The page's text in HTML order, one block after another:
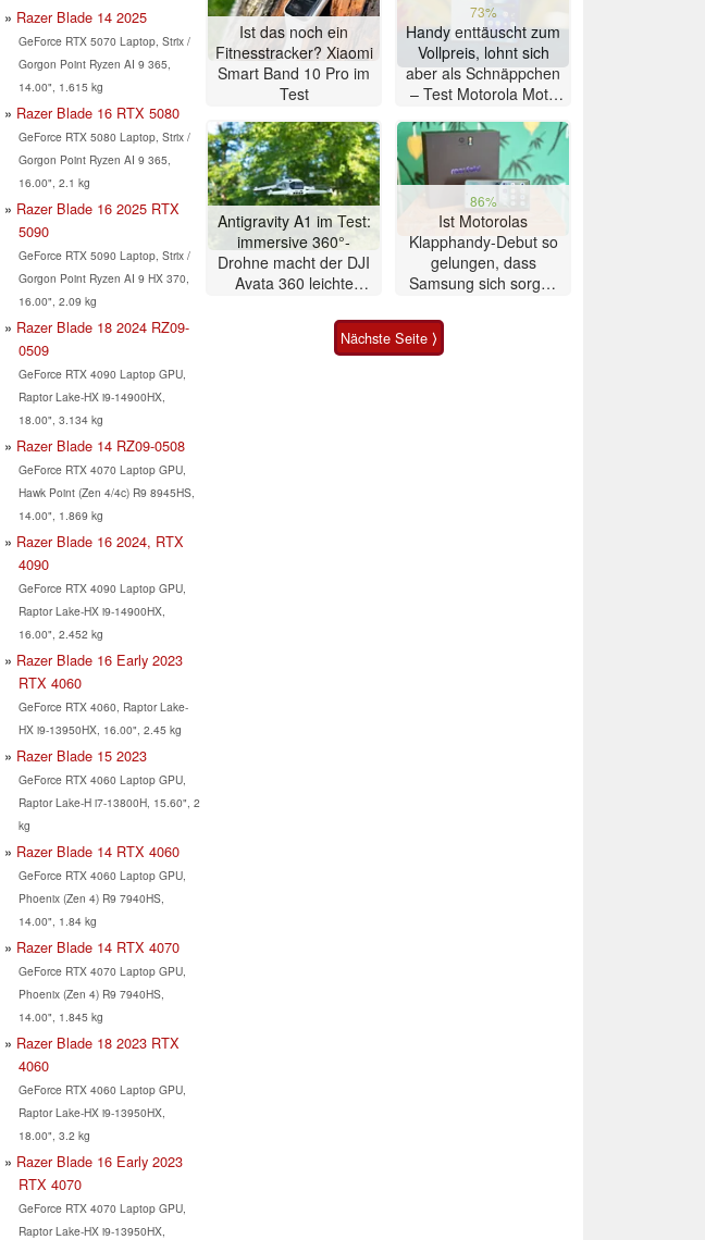
Razer Blade 14 2025
GeForce RTX 5070 Laptop, Strix /
Gorgon Point Ryzen AI 9 365,
14.00", 1.615 kg
Razer Blade 16 RTX 5080
GeForce RTX 5080 Laptop, Strix /
Gorgon Point Ryzen AI 9 365,
16.00", 2.1 kg
Razer Blade 16 2025 RTX
5090
GeForce RTX 5090 Laptop, Strix /
Gorgon Point Ryzen AI 9 HX 370,
16.00", 2.09 kg
Razer Blade 18 2024 RZ09-
0509
GeForce RTX 4090 Laptop GPU,
Raptor Lake-HX i9-14900HX,
18.00", 3.134 kg
Razer Blade 14 RZ09-0508
GeForce RTX 4070 Laptop GPU,
Hawk Point (Zen 4/4c) R9 8945HS,
14.00", 1.869 kg
Razer Blade 16 2024, RTX
4090
GeForce RTX 4090 Laptop GPU,
Raptor Lake-HX i9-14900HX,
16.00", 2.452 kg
Razer Blade 16 Early 2023
RTX 4060
GeForce RTX 4060, Raptor Lake-
HX i9-13950HX, 16.00", 2.45 kg
Razer Blade 15 2023
GeForce RTX 4060 Laptop GPU,
Raptor Lake-H i7-13800H, 15.60", 2
kg
Razer Blade 14 RTX 4060
GeForce RTX 4060 Laptop GPU,
Phoenix (Zen 4) R9 7940HS,
14.00", 1.84 kg
Razer Blade 14 RTX 4070
GeForce RTX 4070 Laptop GPU,
Phoenix (Zen 4) R9 7940HS,
14.00", 1.845 kg
Razer Blade 18 2023 RTX
4060
GeForce RTX 4060 Laptop GPU,
Raptor Lake-HX i9-13950HX,
18.00", 3.2 kg
Razer Blade 16 Early 2023
RTX 4070
GeForce RTX 4070 Laptop GPU,
Raptor Lake-HX i9-13950HX,
Ist das noch ein
Fitnesstracker? Xiaomi
Smart Band 10 Pro im
Test
73%
Handy enttäuscht zum
Vollpreis, lohnt sich
aber als Schnäppchen
– Test Motorola Moto
Antigravity A1 im Test:
immersive 360°-
Drohne macht der DJI
Avata 360 leichte
86%
Ist Motorolas
Klapphandy-Debut so
gelungen, dass
Samsung sich sorgen
Smartphone im Test
Nächste Seite ⟩